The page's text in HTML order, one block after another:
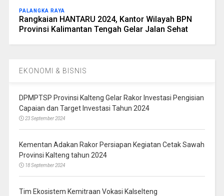
PALANGKA RAYA
Rangkaian HANTARU 2024, Kantor Wilayah BPN
Provinsi Kalimantan Tengah Gelar Jalan Sehat
EKONOMI & BISNIS
DPMPTSP Provinsi Kalteng Gelar Rakor Investasi Pengisian
Capaian dan Target Investasi Tahun 2024
23 September 2024
Kementan Adakan Rakor Persiapan Kegiatan Cetak Sawah
Provinsi Kalteng tahun 2024
18 September 2024
Tim Ekosistem Kemitraan Vokasi Kalselteng